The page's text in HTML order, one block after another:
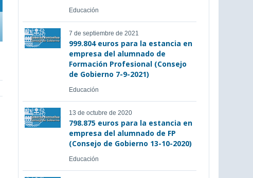
Educación
7 de septiembre de 2021
999.804 euros para la estancia en
empresa del alumnado de
Formación Profesional (Consejo
de Gobierno 7-9-2021)
Educación
13 de octubre de 2020
798.875 euros para la estancia en
empresa del alumnado de FP
(Consejo de Gobierno 13-10-2020)
Educación